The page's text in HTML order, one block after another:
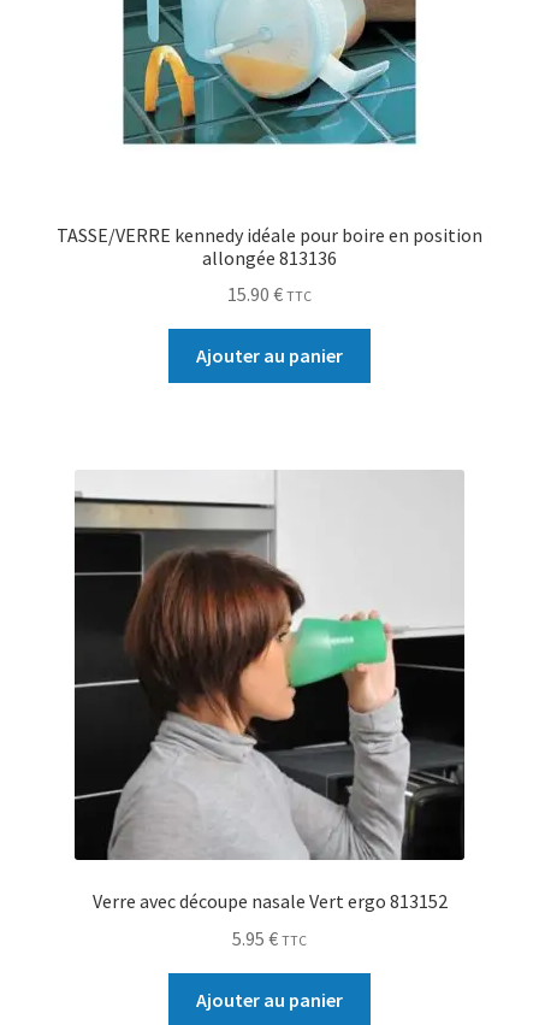
TASSE/VERRE kennedy idéale pour boire en position
allongée 813136
15.90 € TTC
Ajouter au panier
Verre avec découpe nasale Vert ergo 813152
5.95 € TTC
Ajouter au panier